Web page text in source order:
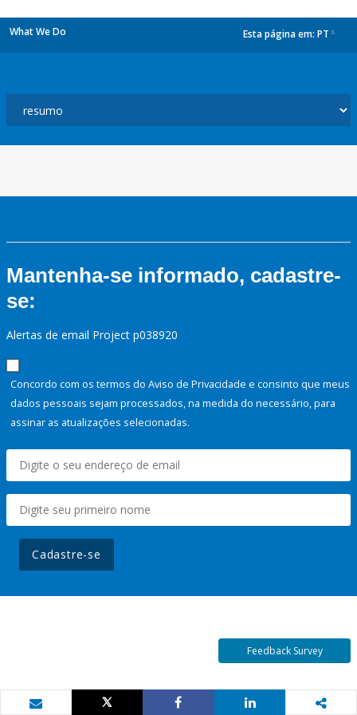
What We Do Esta página em: PT
Mantenha-se informado, cadastre-
se:
Alertas de email Project p038920
Concordo com os termos do Aviso de Privacidade e consinto que meus
dados pessoais sejam processados, na medida do necessário, para
assinar as atualizações selecionadas.
Cadastre-se
Feedback Survey